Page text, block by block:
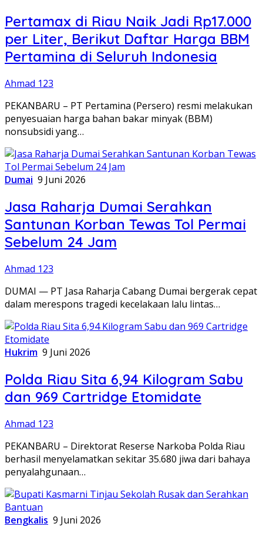
Pertamax di Riau Naik Jadi Rp17.000
per Liter, Berikut Daftar Harga BBM
Pertamina di Seluruh Indonesia
Ahmad 123
PEKANBARU – PT Pertamina (Persero) resmi melakukan
penyesuaian harga bahan bakar minyak (BBM)
nonsubsidi yang…
Dumai 9 Juni 2026
Jasa Raharja Dumai Serahkan
Santunan Korban Tewas Tol Permai
Sebelum 24 Jam
Ahmad 123
DUMAI — PT Jasa Raharja Cabang Dumai bergerak cepat
dalam merespons tragedi kecelakaan lalu lintas…
Hukrim 9 Juni 2026
Polda Riau Sita 6,94 Kilogram Sabu
dan 969 Cartridge Etomidate
Ahmad 123
PEKANBARU – Direktorat Reserse Narkoba Polda Riau
berhasil menyelamatkan sekitar 35.680 jiwa dari bahaya
penyalahgunaan…
Bengkalis 9 Juni 2026